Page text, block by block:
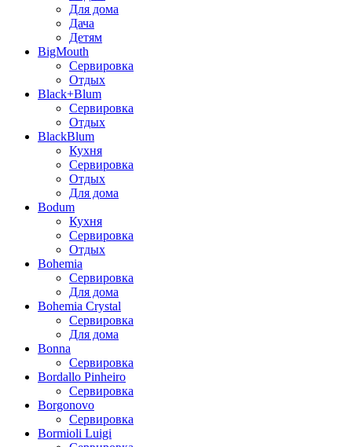
Для дома
Дача
Детям
BigMouth
Сервировка
Отдых
Black+Blum
Сервировка
Отдых
BlackBlum
Кухня
Сервировка
Отдых
Для дома
Bodum
Кухня
Сервировка
Отдых
Bohemia
Сервировка
Для дома
Bohemia Crystal
Сервировка
Для дома
Bonna
Сервировка
Bordallo Pinheiro
Сервировка
Borgonovo
Сервировка
Bormioli Luigi